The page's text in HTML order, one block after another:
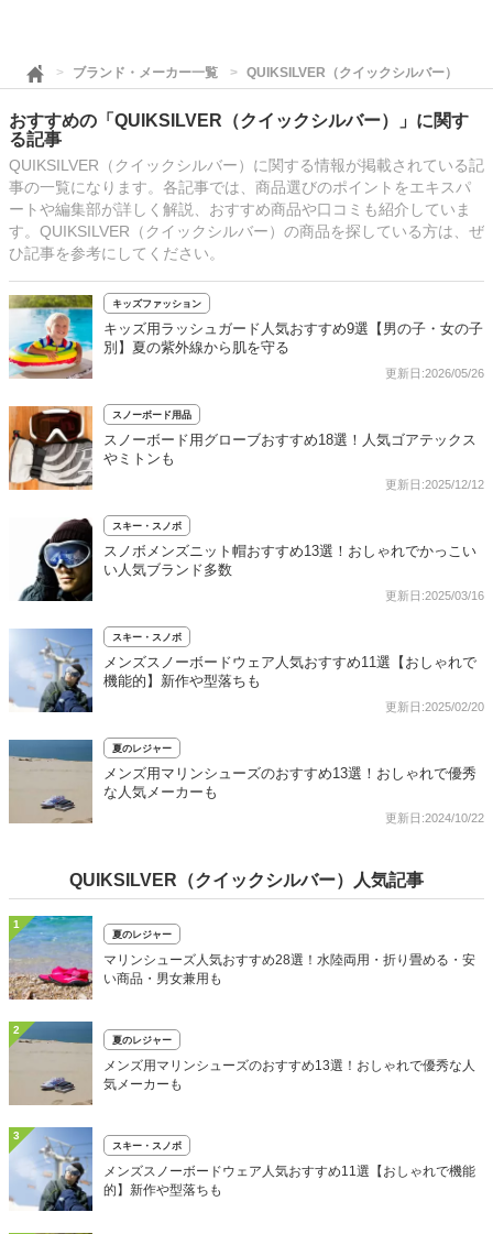
ブランド・メーカー一覧 QUIKSILVER（クイックシルバー）
おすすめの「QUIKSILVER（クイックシルバー）」に関す
る記事
QUIKSILVER（クイックシルバー）に関する情報が掲載されている記
事の一覧になります。各記事では、商品選びのポイントをエキスパ
ートや編集部が詳しく解説、おすすめ商品や口コミも紹介していま
す。QUIKSILVER（クイックシルバー）の商品を探している方は、ぜ
ひ記事を参考にしてください。
キッズファッション
キッズ用ラッシュガード人気おすすめ9選【男の子・女の子
別】夏の紫外線から肌を守る
更新日:2026/05/26
スノーボード用品
スノーボード用グローブおすすめ18選！人気ゴアテックス
やミトンも
更新日:2025/12/12
スキー・スノボ
スノボメンズニット帽おすすめ13選！おしゃれでかっこい
い人気ブランド多数
更新日:2025/03/16
スキー・スノボ
メンズスノーボードウェア人気おすすめ11選【おしゃれで
機能的】新作や型落ちも
更新日:2025/02/20
夏のレジャー
メンズ用マリンシューズのおすすめ13選！おしゃれで優秀
な人気メーカーも
更新日:2024/10/22
QUIKSILVER（クイックシルバー）人気記事
1
夏のレジャー
マリンシューズ人気おすすめ28選！水陸両用・折り畳める・安
い商品・男女兼用も
2
夏のレジャー
メンズ用マリンシューズのおすすめ13選！おしゃれで優秀な人
気メーカーも
3
スキー・スノボ
メンズスノーボードウェア人気おすすめ11選【おしゃれで機能
的】新作や型落ちも